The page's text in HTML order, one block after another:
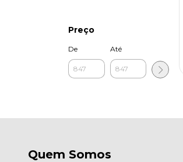
Preço
De Até
Quem Somos